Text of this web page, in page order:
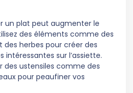
un plat peut augmenter le
des éléments comme des
des herbes pour créer des
sur l’assiette.
des ustensiles comme des
pour peaufiner vos